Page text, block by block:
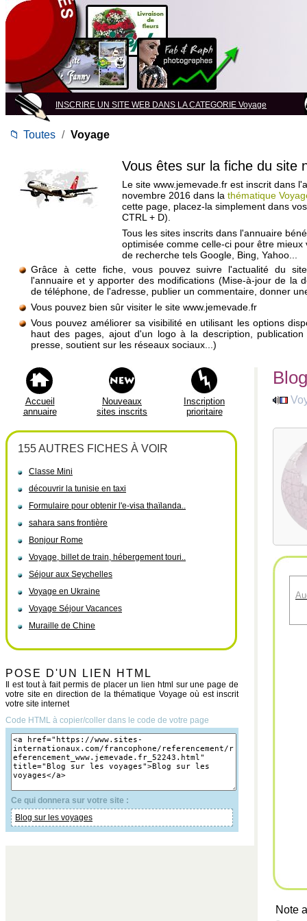
INSCRIRE UN SITE WEB DANS LA CATEGORIE Voyage
📁 Toutes / Voyage
Vous êtes sur la fiche du site
Le site www.jemevade.fr est inscrit dans
novembre 2016 dans la thématique
cette page, placez-la simplement dans
CTRL + D).
Tous les sites inscrits dans l'annuaire
optimisée comme celle-ci pour être mieux
de recherche tels Google, Bing, Yahoo...
Grâce à cette fiche, vous pouvez suivre l'actualité du
l'annuaire et y apporter des modifications (Mise-à-jour de la
de téléphone, de l'adresse, publier un commentaire, donner
Vous pouvez bien sûr visiter le site www.jemevade.fr
Vous pouvez améliorer sa visibilité en utilisant les options
haut des pages, ajout d'un logo à la description,
presse, soutient sur les réseaux sociaux...)
Accueil
annuaire
Nouveaux
sites inscrits
Inscription
prioritaire
155 AUTRES FICHES À VOIR
Classe Mini
découvrir la tunisie en taxi
Formulaire pour obtenir l'e-visa thaïlanda..
sahara sans frontière
Bonjour Rome
Voyage, billet de train, hébergement touri..
Séjour aux Seychelles
Voyage en Ukraine
Voyage Séjour Vacances
Muraille de Chine
POSE D'UN LIEN HTML
Il est tout à fait permis de placer un lien html sur une page de
votre site en direction de la thématique Voyage où est inscrit
votre site internet
Code HTML à copier/coller dans le code de votre page
Ce qui donnera sur votre site :
Blog sur les voyages
Note